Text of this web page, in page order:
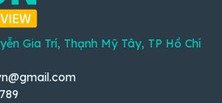
Gia Trí, Thạnh Mỹ Tây, TP Hồ Chí